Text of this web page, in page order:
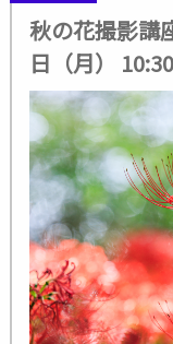
秋の花撮影
日（月）